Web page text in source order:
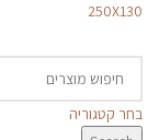
בחר קטגוריה
250X130